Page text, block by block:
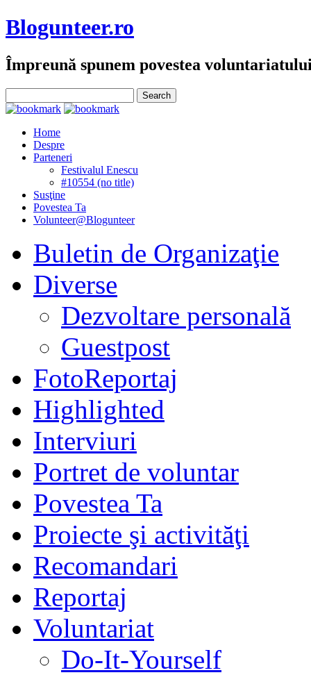
Blogunteer.ro
Împreună spunem povestea
Home
Despre
Parteneri
Festivalul Enescu
#10554 (no title)
Susţine
Povestea Ta
Volunteer@Blogunteer
Buletin de Organizaţie
Diverse
Dezvoltare personală
Guestpost
FotoReportaj
Highlighted
Interviuri
Portret de voluntar
Povestea Ta
Proiecte şi activităţi
Recomandari
Reportaj
Voluntariat
Do-It-Yourself